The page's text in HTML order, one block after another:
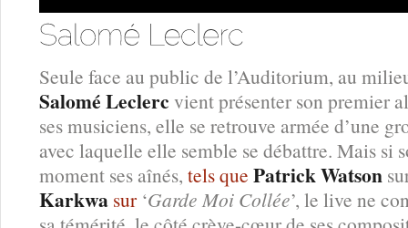
Seule face au public de l’Auditorium, au
Salomé Leclerc vient présenter son premier
ses musiciens, elle se retrouve armée d’une
avec laquelle elle semble se débattre. Mais si
moment ses aînés, tels que Patrick Watson
Karkwa sur ‘Garde Moi Collée’, le live ne